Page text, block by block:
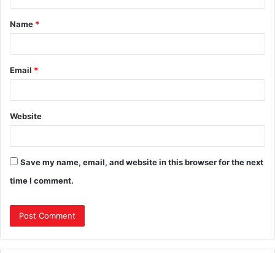
Name *
Email *
Website
Save my name, email, and website in this browser for the next
time I comment.